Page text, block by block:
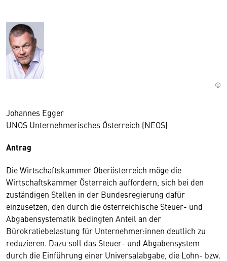
©
Johannes Egger
UNOS Unternehmerisches Österreich (NEOS)
Antrag
Die Wirtschaftskammer Oberösterreich möge die
Wirtschaftskammer Österreich auffordern, sich bei den
zuständigen Stellen in der Bundesregierung dafür
einzusetzen, den durch die österreichische Steuer- und
Abgabensystematik bedingten Anteil an der
Bürokratiebelastung für Unternehmer:innen deutlich zu
reduzieren. Dazu soll das Steuer- und Abgabensystem
durch die Einführung einer Universalabgabe, die Lohn- bzw.